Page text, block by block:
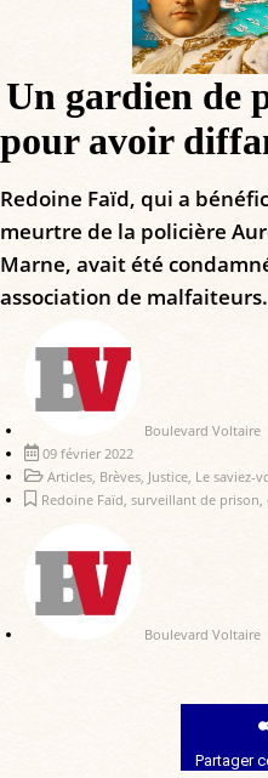
Un gardien de
pour avoir
Redoine Faïd, qui a
meurtre de la policière
Marne, avait été
association de malfaiteurs.
Boulevard Voltaire
09 février 2022
Articles Brèves Justice Le saviez-
Redoine Faïd surveillant de prison
Boulevard Voltaire
Partager